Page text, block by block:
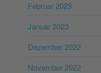
Februar 2023
Januar 2023
Dezember 2022
November 2022